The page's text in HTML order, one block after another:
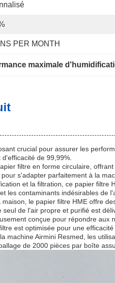
PER MONTH
maximale
crucial pour assurer les
de 99,99%.
filtre en forme circulaire,
s'adapter parfaitement à la
et la filtration, ce papier
les contaminants indésirables de
le papier filtre HME offre
de l'air propre et purifié est
conçue pour répondre
est optimisée pour une
machine Airmini Resmed, les
de 2000 pièces par boîte